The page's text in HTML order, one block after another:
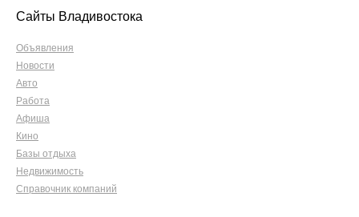
Сайты Владивостока
Объявления
Новости
Авто
Работа
Афиша
Кино
Базы отдыха
Недвижимость
Справочник компаний